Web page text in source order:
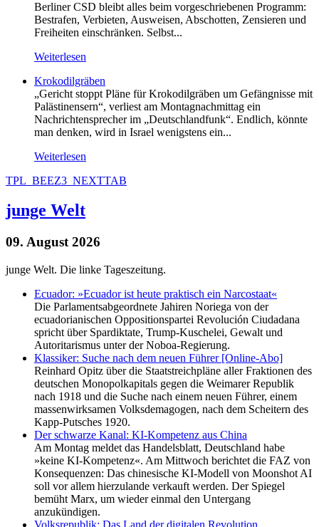
Berliner CSD bleibt alles beim vorgeschriebenen Programm:
Bestrafen, Verbieten, Ausweisen, Abschotten, Zensieren und
Freiheiten einschränken. Selbst...
Weiterlesen
Krokodilgräben
„Gericht stoppt Pläne für Krokodilgräben um Gefängnisse mit
Palästinensern“, verliest am Montagnachmittag ein
Nachrichtensprecher im „Deutschlandfunk“. Endlich, könnte
man denken, wird in Israel wenigstens ein...
Weiterlesen
TPL_BEEZ3_NEXTTAB
junge Welt
09. August 2026
junge Welt. Die linke Tageszeitung.
Ecuador: »Ecuador ist heute praktisch ein Narcostaat«
Die Parlamentsabgeordnete Jahiren Noriega von der
ecuadorianischen Oppositionspartei Revolución Ciudadana
spricht über Spardiktate, Trump-Kuschelei, Gewalt und
Autoritarismus unter der Noboa-Regierung.
Klassiker: Suche nach dem neuen Führer [Online-Abo]
Reinhard Opitz über die Staatstreichpläne aller Fraktionen des
deutschen Monopolkapitals gegen die Weimarer Republik
nach 1918 und die Suche nach einem neuen Führer, einem
massenwirksamen Volksdemagogen, nach dem Scheitern des
Kapp-Putsches 1920.
Der schwarze Kanal: KI-Kompetenz aus China
Am Montag meldet das Handelsblatt, Deutschland habe
»keine KI-Kompetenz«. Am Mittwoch berichtet die FAZ von
Konsequenzen: Das chinesische KI-Modell von Moonshot AI
soll vor allem hierzulande verkauft werden. Der Spiegel
bemüht Marx, um wieder einmal den Untergang
anzukündigen.
Volksrepublik: Das Land der digitalen Revolution